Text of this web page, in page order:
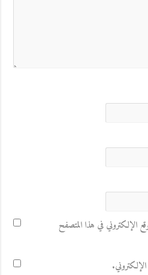
الإلكتروني في هذا المتصفح
الإلكتروني.